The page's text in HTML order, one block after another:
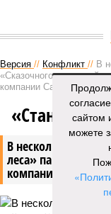
Версия // Конфликт // В
«Сказочного леса»
компании Capital Group
В нескольких
леса» пайщики ЖК
компании Capital
«Станциясайтом
можете